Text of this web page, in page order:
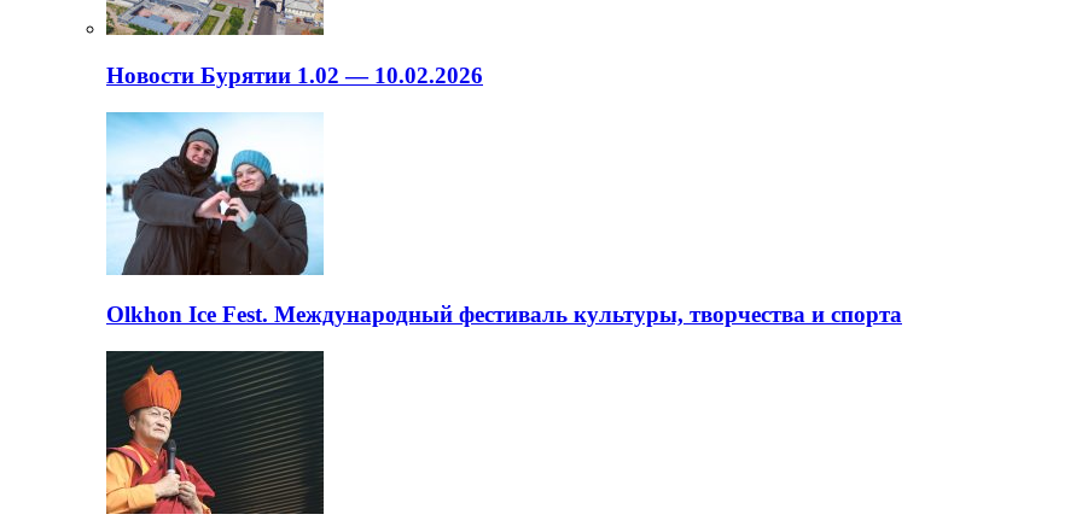
Новости Бурятии 1.02 — 10.02.2026
Olkhon Ice Fest. Международный фестиваль культуры, творчества и спорта